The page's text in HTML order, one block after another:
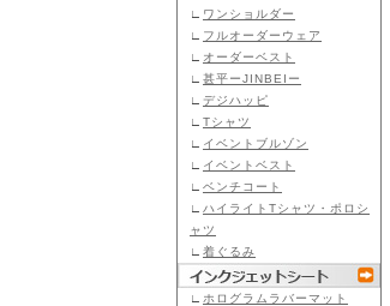
∟ ワンショルダー
∟ フルオーダーウェア
∟ オーダーベスト
∟ 甚平ーJINBEIー
∟ デジハッピ
∟ Tシャツ
∟ イベントブルゾン
∟ イベントベスト
∟ ベンチコート
∟ ハイライトTシャツ・ポロシ
ャツ
∟ 着ぐるみ
∟ ホログラムラバーマット